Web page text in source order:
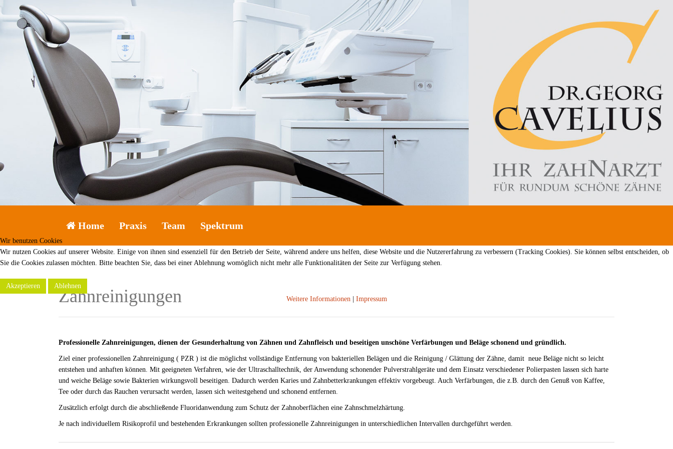
Home Praxis Team Spektrum
Zahnreinigungen
Professionelle Zahnreinigungen, dienen der Gesunderhaltung von Zähnen und Zahnfleisch und beseitigen unschöne Verfärbungen und Beläge schonend und gründlich.
Ziel einer professionellen Zahnreinigung ( PZR ) ist die möglichst vollständige Entfernung von bakteriellen Belägen und die Reinigung / Glättung der Zähne, damit neue Beläge nicht so leicht
entstehen und anhaften können. Mit geeigneten Verfahren, wie der Ultraschalltechnik, der Anwendung schonender Pulverstrahlgeräte und dem Einsatz verschiedener Polierpasten lassen sich harte
und weiche Beläge sowie Bakterien wirkungsvoll beseitigen. Dadurch werden Karies und Zahnbetterkrankungen effektiv vorgebeugt. Auch Verfärbungen, die z.B. durch den Genuß von Kaffee,
Tee oder durch das Rauchen verursacht werden, lassen sich weitestgehend und schonend entfernen.
Zusätzlich erfolgt durch die abschließende Fluoridanwendung zum Schutz der Zahnoberflächen eine Zahnschmelzhärtung.
Je nach individuellem Risikoprofil und bestehenden Erkrankungen sollten professionelle Zahnreinigungen in unterschiedlichen Intervallen durchgeführt werden.
Wir benutzen Cookies
Wir nutzen Cookies auf unserer Website. Einige von ihnen sind essenziell für den Betrieb der Seite, während andere uns helfen, diese Website und die Nutzererfahrung zu verbessern (Tracking Cookies). Sie können selbst entscheiden, ob
Sie die Cookies zulassen möchten. Bitte beachten Sie, dass bei einer Ablehnung womöglich nicht mehr alle Funktionalitäten der Seite zur Verfügung stehen.
Akzeptieren
Ablehnen
Weitere Informationen | Impressum